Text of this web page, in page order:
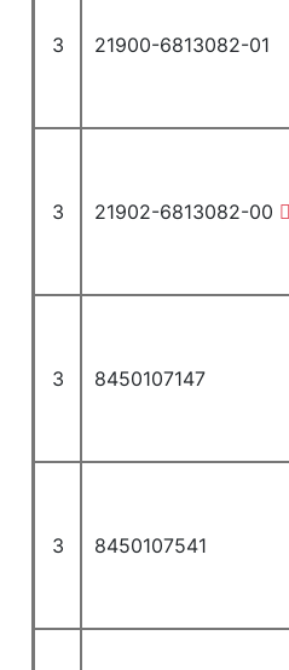
3 21900-6813082-01
3 21902-6813082-00
3 8450107147
3 8450107541